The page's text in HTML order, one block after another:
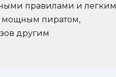
правилами и легким
мощным пиратом,
другим